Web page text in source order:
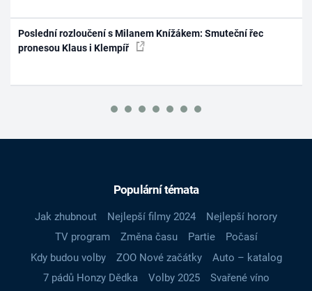
Poslední rozloučení s Milanem Knížákem: Smuteční řec
pronesou Klaus i Klempíř
Populární témata
Jak zhubnout Nejlepší filmy 2024
Nejlepší horory
TV program
Změna času Partie
Počasí
Kdy budou volby
ZOO Nové začátky
Auto – katalog
7 pádů Honzy Dědka
Volby 2025
Svařené víno